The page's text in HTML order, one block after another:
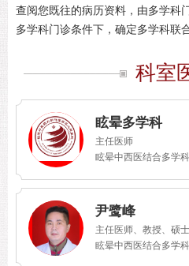
查阅您既往的病历资料，由多学科
多学科门诊条件下，确定多学科联
科室
眩晕多学科
主任医师
眩晕中西医结合多学
尹鹭峰
主任医师、教授、硕
眩晕中西医结合多学